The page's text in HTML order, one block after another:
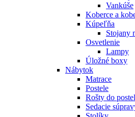
Vankúše
Koberce a
Kúpeľňa
Stojany
Osvetlenie
Lampy
Úložné boxy
Nábytok
Matrace
Postele
Rošty do
Sedacie